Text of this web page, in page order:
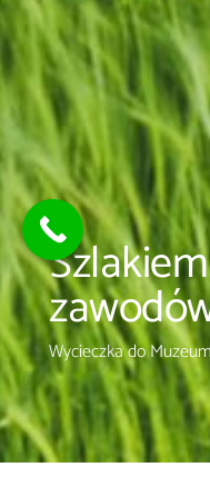
Wycieczka do